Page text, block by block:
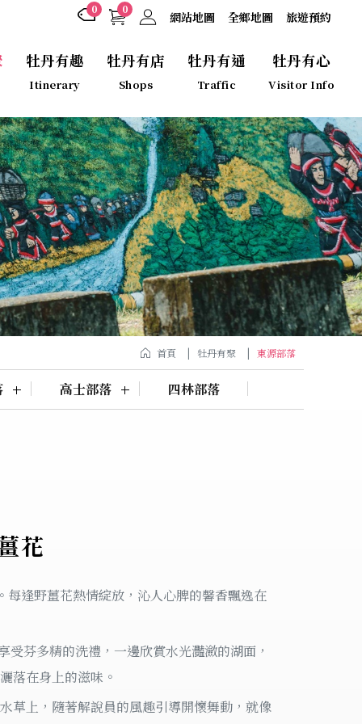
0 0 網站地圖 全鄉地圖 旅遊預約
牡丹有趣
Itinerary
牡丹有店
Shops
牡丹有通
Traffic
牡丹有心
Visitor Info
首頁 牡丹有聚 東源部落
高士部落 四林部落
花
逢野薑花熱情綻放，沁人心脾的馨香飄逸在
芬多精的洗禮，一邊欣賞水光灩瀲的湖面，
落在身上的滋味。
草上，隨著解說員的風趣引導開懷舞動，就像